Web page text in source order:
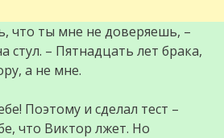
что ты мне не доверяешь, –
стул. – Пятнадцать лет брака,
а не мне.
Поэтому и сделал тест –
что Виктор лжет. Но